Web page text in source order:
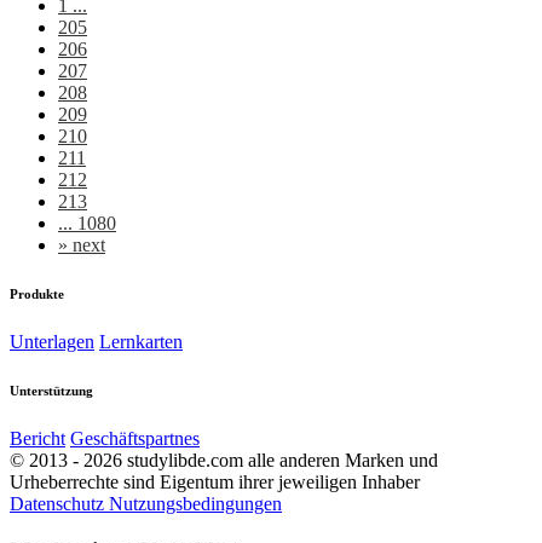
1 ...
205
206
207
208
209
210
211
212
213
... 1080
» next
Produkte
Unterlagen Lernkarten
Unterstützung
Bericht Geschäftspartnes
© 2013 - 2026 studylibde.com alle anderen Marken und
Urheberrechte sind Eigentum ihrer jeweiligen Inhaber
Datenschutz Nutzungsbedingungen